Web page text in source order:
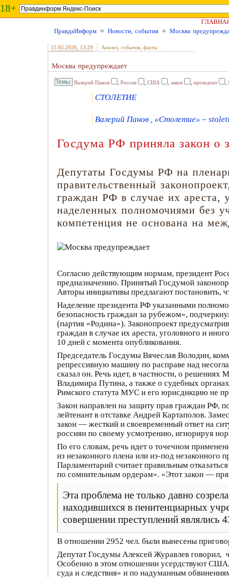
18+
ПравдаИнформ ≈ Новости, события ≈ Москва
15.05.2026 , 13:29 Анализ, события, факты
Москва предупреждает
Валерий Панов , Россия , США , закон , президент ,
СТОЛЕТИЕ
Валерий Панов , «Столетие» –
Госдума РФ приняла закон о
Депутаты Госдумы РФ на
правительственный
граждан РФ в случае их ареста,
наделенных полномочиями без
компетенция не основана на
Согласно действующим нормам, президент
предназначению. Принятый Госдумой
Авторы инициативы предлагают постановить,
Наделение президента РФ указанными
безопасность граждан за рубежом»,
(партия «Родина»). Законопроект
граждан в случае их ареста, уголовного и
10 дней с момента опубликования.
Председатель Госдумы Вячеслав Володин,
репрессивную машину по расправе над
сказал он. Речь идет, в частности, о
Владимира Путина, а также о судебных
Римского статута МУС и его юрисдикцию не
Закон направлен на защиту прав граждан РФ,
лейтенант в отставке Андрей Картаполов.
закон — жесткий и своевременный ответ на
россиян по своему усмотрению, игнорируя
По его словам, речь идет о точечном
из незаконного плена или из-под
Парламентарий считает правильным
по сомнительным ордерам». «Этот закон —
Эта проблема не только давно
находившихся в пенитенциарных
совершении преступлений являлись
В отношении 2952 чел. были вынесены
Депутат Госдумы Алексей Журавлев говорил,
Особенно в этом отношении усердствуют США,
суда и следствия» и по надуманным